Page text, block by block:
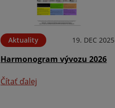
Aktuality 19. DEC 2025
Harmonogram vývozu 2026
Čítať ďalej